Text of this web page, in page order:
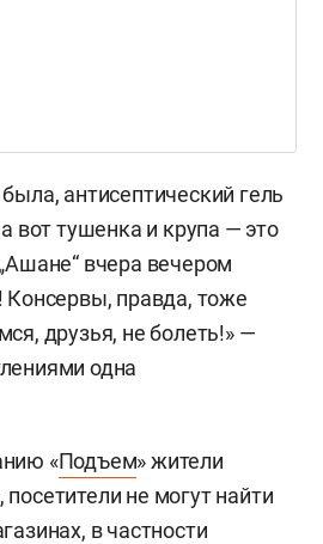
антисептический гель
вот тушенка и крупа — это
вчера вечером
Консервы, правда, тоже
друзья, не болеть!» —
одна
«Подъем» жители
не могут найти
в частности